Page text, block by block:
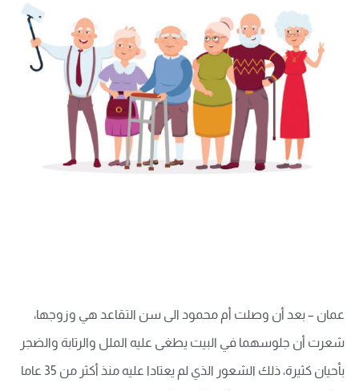
عمان – بعد أن وصلت أم محمود الى سن التقاعد هي وزوجها،
شعرت أن جلوسهما في البيت يطغى عليه الملل والرتابة والضجر
بأحيان كثيرة، ذلك الشعور الذي لم يعتادا عليه منذ أكثر من 35 عاما